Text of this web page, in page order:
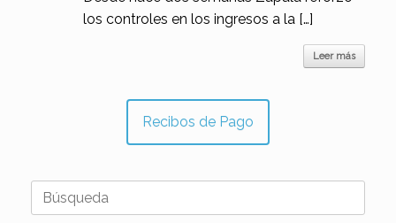
los controles en los ingresos a la […]
Leer más
Recibos de Pago
Buscar: